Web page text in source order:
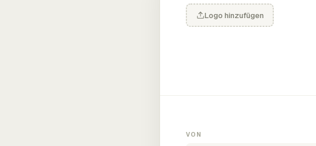
Logo hinzufügen
VON